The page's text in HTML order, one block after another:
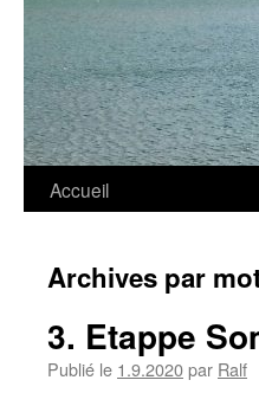
Accueil
Archives par
3. Etappe
Publié le 1.9.2020par Ralf